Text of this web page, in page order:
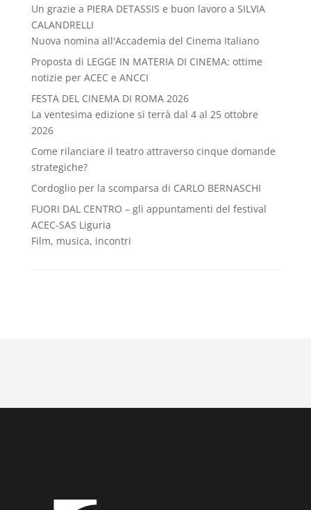
Un grazie a PIERA DETASSIS e buon lavoro a SILVIA
CALANDRELLI
Nuova nomina all'Accademia del Cinema Italiano
Proposta di LEGGE IN MATERIA DI CINEMA: ottime
notizie per ACEC e ANCCI
FESTA DEL CINEMA DI ROMA 2026
La ventesima edizione si terrà dal 4 al 25 ottobre
2026
Come rilanciare il teatro attraverso cinque domande
strategiche?
Cordoglio per la scomparsa di CARLO BERNASCHI
FUORI DAL CENTRO – gli appuntamenti del festival
ACEC-SAS Liguria
Film, musica, incontri